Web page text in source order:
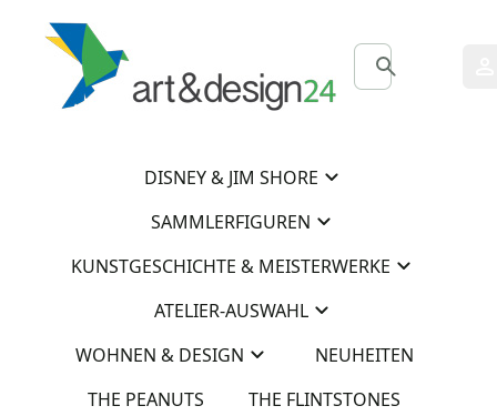
DISNEY & JIM SHORE
SAMMLERFIGUREN
KUNSTGESCHICHTE & MEISTERWERKE
ATELIER-AUSWAHL
WOHNEN & DESIGN
NEUHEITEN
THE PEANUTS
THE FLINTSTONES